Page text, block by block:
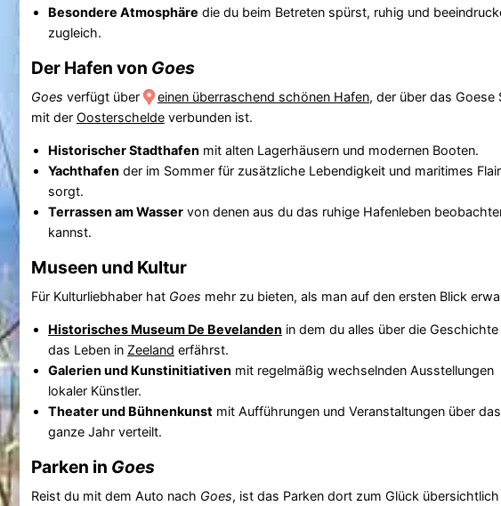
Besondere Atmosphäre die du beim Betreten spürst, ruhig und
zugleich.
Der Hafen von Goes
Goes verfügt über einen überraschend schönen Hafen, der über das Goese
mit der Oosterscheldeverbunden ist.
Historischer Stadthafen mit alten Lagerhäusern und modernen Booten.
Yachthafen der im Sommer für zusätzliche Lebendigkeit und maritimes Flair
sorgt.
Terrassen am Wasservon denen aus du das ruhige Hafenleben
kannst.
Museen und Kultur
Für Kulturliebhaber hat Goes mehr zu bieten, als man auf den ersten Blick
Historisches Museum De Bevelanden in dem du alles über die Geschichte
das Leben in Zeeland erfährst.
Galerien und Kunstinitiativen mit regelmäßig wechselnden Ausstellungen
lokaler Künstler.
Theater und Bühnenkunst mit Aufführungen und Veranstaltungen über das
ganze Jahr verteilt.
Parken in Goes
Reist du mit dem Auto nach Goes, ist das Parken dort zum Glück übersichtlich